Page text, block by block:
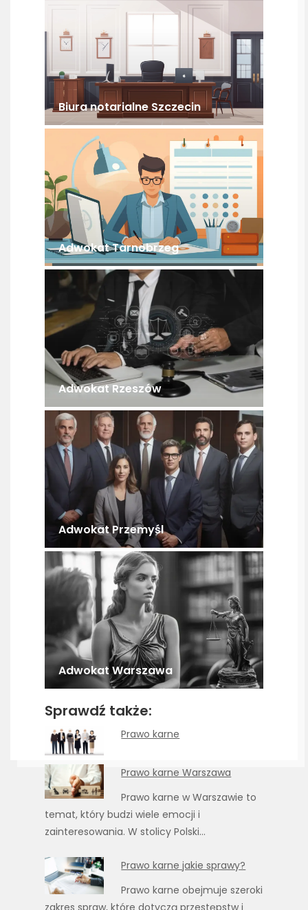
Biura notarialne Szczecin
Adwokat Tarnobrzeg
Adwokat Rzeszów
Adwokat Przemyśl
Adwokat Warszawa
Sprawdź także:
Prawo karne
Prawo karne Warszawa
Prawo karne w Warszawie to
temat, który budzi wiele emocji i
zainteresowania. W stolicy Polski…
Prawo karne jakie sprawy?
Prawo karne obejmuje szeroki